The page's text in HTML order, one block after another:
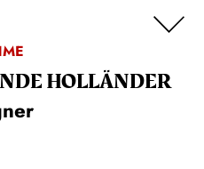
HOL­LÄN­DER